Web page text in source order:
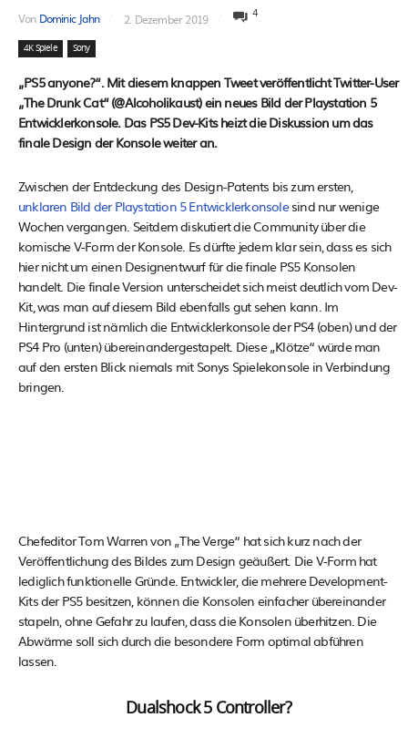
Von Dominic Jahn 2. Dezember 2019 4
4K Spiele Sony
„PS5 anyone?“. Mit diesem knappen Tweet veröffentlicht Twitter-User
„The Drunk Cat“ (@Alcoholikaust) ein neues Bild der Playstation 5
Entwicklerkonsole. Das PS5 Dev-Kits heizt die Diskussion um das
finale Design der Konsole weiter an.
Zwischen der Entdeckung des Design-Patents bis zum ersten,
unklaren Bild der Playstation 5 Entwicklerkonsolesind nur wenige
Wochen vergangen. Seitdem diskutiert die Community über die
komische V-Form der Konsole. Es dürfte jedem klar sein, dass es sich
hier nicht um einen Designentwurf für die finale PS5 Konsolen
handelt. Die finale Version unterscheidet sich meist deutlich vom Dev-
Kit, was man auf diesem Bild ebenfalls gut sehen kann. Im
Hintergrund ist nämlich die Entwicklerkonsole der PS4 (oben) und der
PS4 Pro (unten) übereinandergestapelt. Diese „Klötze“ würde man
auf den ersten Blick niemals mit Sonys Spielekonsole in Verbindung
bringen.
Chefeditor Tom Warren von „The Verge“ hat sich kurz nach der
Veröffentlichung des Bildes zum Design geäußert. Die V-Form hat
lediglich funktionelle Gründe. Entwickler, die mehrere Development-
Kits der PS5 besitzen, können die Konsolen einfacher übereinander
stapeln, ohne Gefahr zu laufen, dass die Konsolen überhitzen. Die
Abwärme soll sich durch die besondere Form optimal abführen
lassen.
Dualshock 5 Controller?